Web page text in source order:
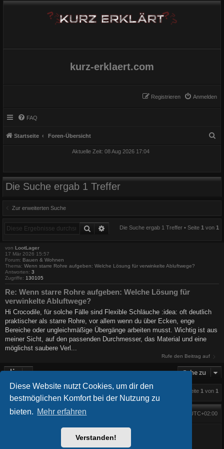
Diese Website nutzt Cookies, um dir den
bestmöglichen Komfort bei der Nutzung zu
bieten. Mehr erfahren
Verstanden!
kurz-erklaert.com
Anmelden
Registrieren
FAQ
Startseite Foren-Übersicht
Aktuelle Zeit: 08 Aug 2026 17:04
Die Suche ergab 1 Treffer
Zur erweiterten Suche
Suche Erweiterte Suche
Die Suche ergab 1 Treffer • Seite 1von 1
von LootLager
17 Mär 2026 15:57
Forum: Bauen & Wohnen
Thema: Wenn starre Rohre aufgeben: Welche Lösung für verwinkelte Abluftwege?
Antworten: 3
Zugriffe: 130105
Re: Wenn starre Rohre aufgeben: Welche Lösung für
verwinkelte Abluftwege?
Hi Crocodile, für solche Fälle sind Flexible Schläuche :idea: oft deutlich
praktischer als starre Rohre, vor allem wenn du über Ecken, enge
Bereiche oder ungleichmäßige Übergänge arbeiten musst. Wichtig ist aus
meiner Sicht, auf den passenden Durchmesser, das Material und eine
möglichst saubere Verl...
Rufe den Beitrag auf
Gehe zu
Die Suche ergab 1 Treffer • Seite 1 von 1
Startseite Foren-Übersicht UTC+02:00
® Forum Software © phpBB Limited
FanFanlaTuFlippe
Deutsche Übersetzung durchphpBB.de